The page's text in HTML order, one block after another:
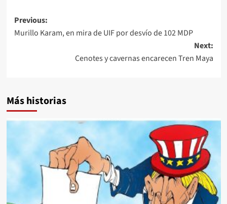
Post
navigation
Previous:
Murillo Karam, en mira de UIF por desvío de 102 MDP
Next:
Cenotes y cavernas encarecen Tren Maya
Más historias